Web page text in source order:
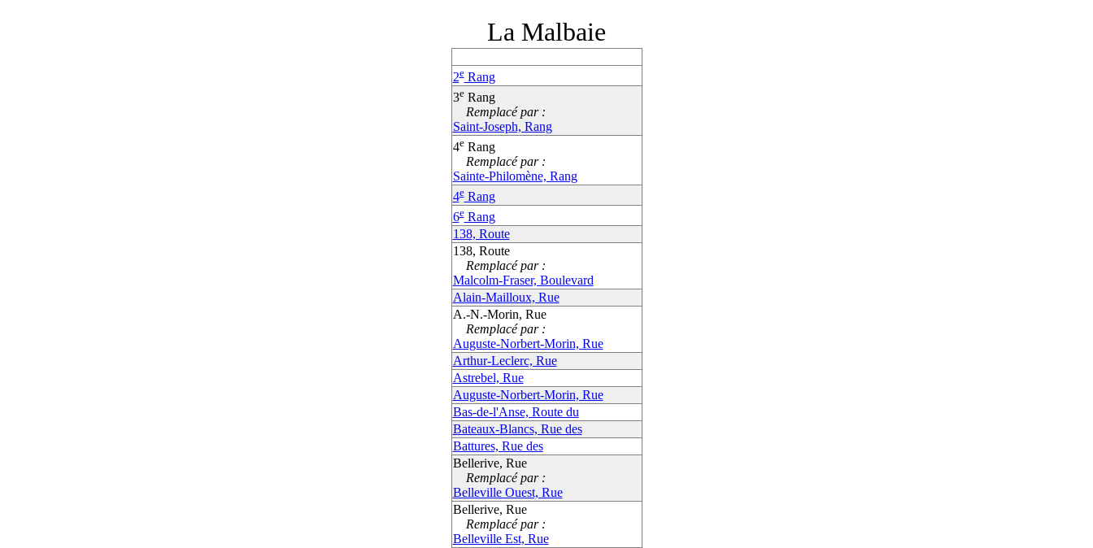
La Malbaie
2eRang
3eRang
Remplacé par :
Saint-Joseph, Rang
4eRang
Remplacé par :
Sainte-Philomène, Rang
4eRang
6eRang
138, Route
138, Route
Remplacé par :
Malcolm-Fraser, Boulevard
Alain-Mailloux, Rue
A.-N.-Morin, Rue
Remplacé par :
Auguste-Norbert-Morin, Rue
Arthur-Leclerc, Rue
Astrebel, Rue
Auguste-Norbert-Morin, Rue
Bas-de-l'Anse, Route du
Bateaux-Blancs, Rue des
Battures, Rue des
Bellerive, Rue
Remplacé par :
Belleville Ouest, Rue
Bellerive, Rue
Remplacé par :
Belleville Est, Rue